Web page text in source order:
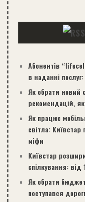
Абонентів
в наданні
Як обрати новий
рекомендацій,
Як працює
світла:
міфи
Київстар
спілкування:
Як обрати
поступався